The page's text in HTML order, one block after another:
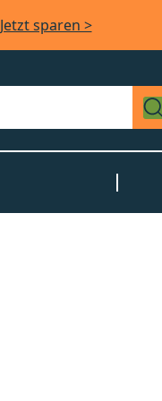
Jetzt sparen >